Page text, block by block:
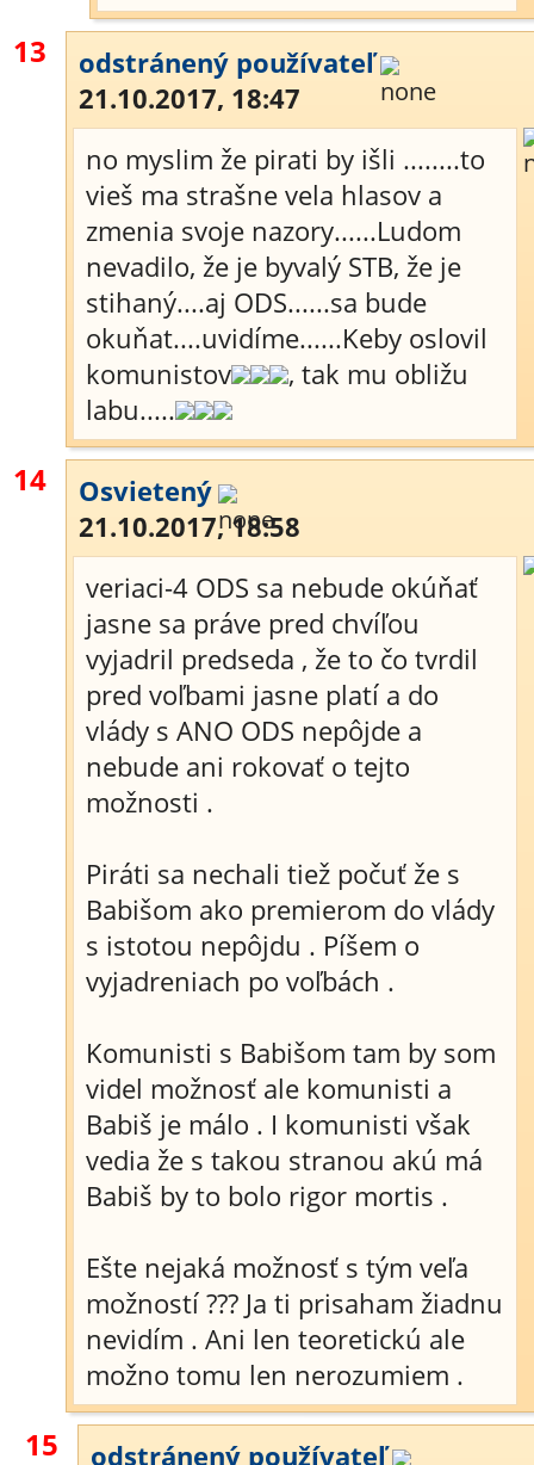
13
odstránený používateľ
21.10.2017, 18:47
no myslim že pirati by išli ........to
vieš ma strašne vela hlasov a
zmenia svoje nazory......Ludom
nevadilo, že je byvalý STB, že je
stihaný....aj ODS......sa bude
okuňat....uvidíme......Keby oslovil
komunistov
, tak mu obližu
labu.....
14
Osvietený
21.10.2017, 18:58
veriaci-4 ODS sa nebude okúňať
jasne sa práve pred chvíľou
vyjadril predseda , že to čo tvrdil
pred voľbami jasne platí a do
vlády s ANO ODS nepôjde a
nebude ani rokovať o tejto
možnosti .
Piráti sa nechali tiež počuť že s
Babišom ako premierom do vlády
s istotou nepôjdu . Píšem o
vyjadreniach po voľbách .
Komunisti s Babišom tam by som
videl možnosť ale komunisti a
Babiš je málo . I komunisti však
vedia že s takou stranou akú má
Babiš by to bolo rigor mortis .
Ešte nejaká možnosť s tým veľa
možností ??? Ja ti prisaham žiadnu
nevidím . Ani len teoretickú ale
možno tomu len nerozumiem .
15 odstránený používateľ